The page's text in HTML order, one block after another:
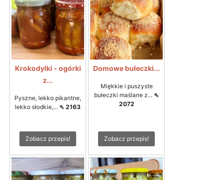
Krokodylki - ogórki
z...
Pyszne, lekko pikantne,
lekko słodkie,... ⇖ 2163
Zobacz przepis!
Domowe bułeczki...
Miękkie i puszyste
bułeczki maślane z... ⇖
2072
Zobacz przepis!